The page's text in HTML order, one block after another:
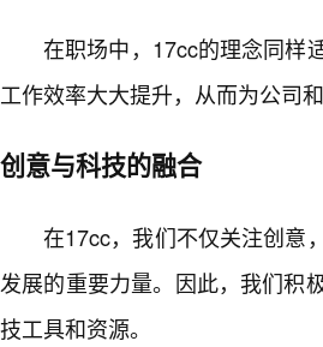
在职场中，17cc的理念同样
工作效率大大提升，从而为公司
创意与科技的融合
在17cc，我们不仅关注创意
发展的重要力量。因此，我们积
技工具和资源。